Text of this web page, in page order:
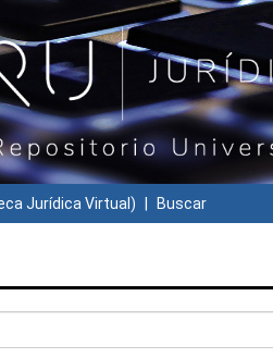
Jurídica Virtual) Buscar